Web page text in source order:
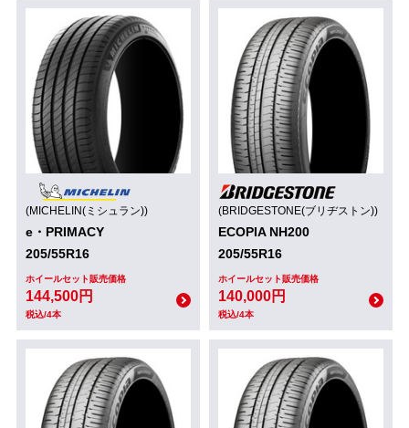
(MICHELIN(ミシュラン))
e・PRIMACY
205/55R16
ホイールセット販売価格
144,500円
税込/4本
(BRIDGESTONE(ブリヂストン))
ECOPIA NH200
205/55R16
ホイールセット販売価格
140,000円
税込/4本